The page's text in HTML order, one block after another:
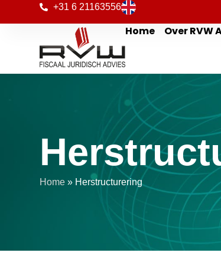
+31 6 21163556
Home Over RVW
Home » Herstructurering